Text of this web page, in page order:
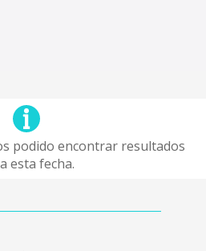
podido encontrar resultados
esta fecha.